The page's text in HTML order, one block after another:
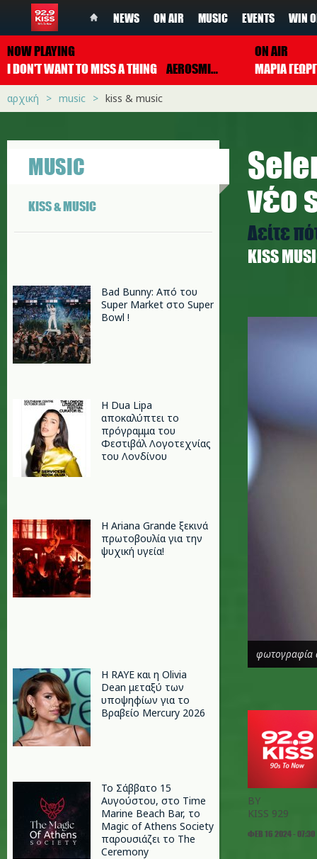
NEWS ON AIR MUSIC EVENTS WIN
NOW PLAYING
I DON'T WANT TO MISS A THING AEROSMITH
ON AIR
ΜΑΡΙΑ
αρχική music kiss & music
MUSIC
KISS & MUSIC
Bad Bunny: Από του
Super Market στο Super
Bowl !
Η Dua Lipa
αποκαλύπτει το
πρόγραμμα του
Φεστιβάλ Λογοτεχνίας
του Λονδίνου
Η Ariana Grande ξεκινά
πρωτοβουλία για την
ψυχική υγεία!
Η RAYE και η Olivia
Dean μεταξύ των
υποψηφίων για το
Βραβείο Mercury 2026
Το Σάββατο 15
Αυγούστου, στο Time
Marine Beach Bar, το
Magic of Athens Society
παρουσιάζει το The
Ceremony
νέο
Δείτε
ΚISS
s.jpg
φωτογραφία
BY
KISS 929
ΦΕΒ 16 2024 - 07:30